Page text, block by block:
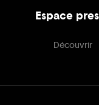
Espace
Découvrir